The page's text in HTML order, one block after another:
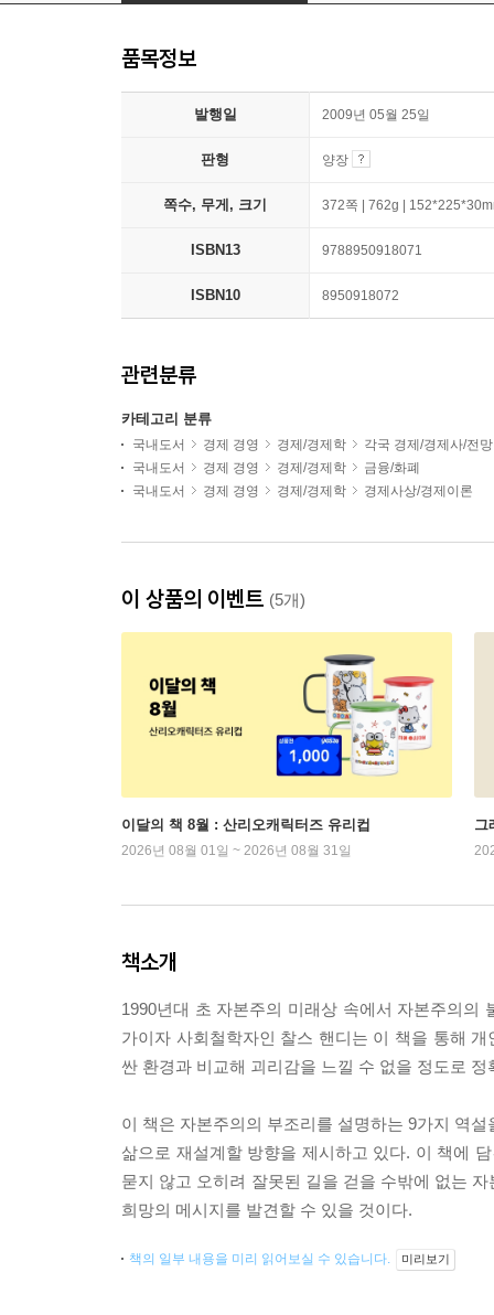
품목정보
발행일 2009년 05월 25일
판형 양장
쪽수, 무게, 크기 372쪽 | 762g |
ISBN13 9788950918071
ISBN10 8950918072
관련분류
카테고리 분류
국내도서 경제 경영 경제/경제학
각국 경제/경제사/전망
국내도서
경제 경영 경제/경제학
금융/화폐
국내도서
경제 경영 경제/경제학 경제사상/경제이론
이 상품의 이벤트 (5개)
이달의 책 8월 : 산리오캐릭터즈 유리컵
2026년 08월 01일 ~ 2026년 08월 31일
그
책소개
1990년대 초 자본주의 미래상 속에서 자본주의의
가이자 사회철학자인 찰스 핸디는 이 책을 통해
싼 환경과 비교해 괴리감을 느낄 수 없을 정도로
이 책은 자본주의의 부조리를 설명하는 9가지 역
삶으로 재설계할 방향을 제시하고 있다. 이 책에
묻지 않고 오히려 잘못된 길을 걷을 수밖에 없는
희망의 메시지를 발견할 수 있을 것이다.
책의 일부 내용을 미리 읽어보실 수 있습니다. 미리보기